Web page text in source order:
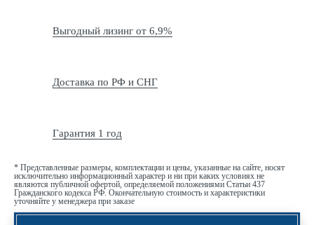
Выгодный лизинг от 6,9%
Доставка по РФ и СНГ
Гарантия 1 год
* Представленные размеры, комплектации и цены, указанные на сайте, носят
исключительно информационный характер и ни при каких условиях не
являются публичной офертой, определяемой положениями Статьи 437
Гражданского кодекса РФ. Окончательную стоимость и характеристики
уточняйте у менеджера при заказе